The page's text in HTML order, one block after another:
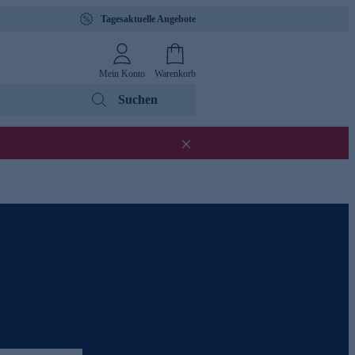
Tagesaktuelle Angebote
Mein Konto Warenkorb
Suchen